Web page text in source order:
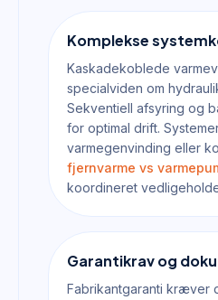
Komplekse
Kaskadekoblede
specialviden om
Sekventiell afsyring og
for optimal drift.
varmegenvinding eller
fjernvarme vs
koordineret
Garantikrav og
Fabrikantgaranti kræver